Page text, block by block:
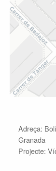
Adreça:
Granada
Projecte: